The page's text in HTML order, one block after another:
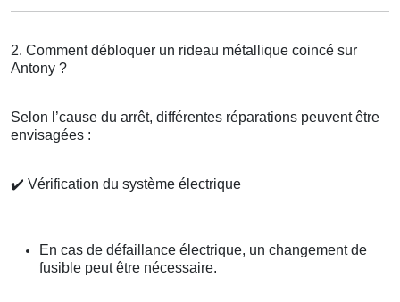
2. Comment débloquer un rideau métallique coincé sur
Antony ?
Selon l’cause du arrêt, différentes réparations peuvent être
envisagées :
✔️ Vérification du système électrique
En cas de défaillance électrique, un changement de
fusible peut être nécessaire.